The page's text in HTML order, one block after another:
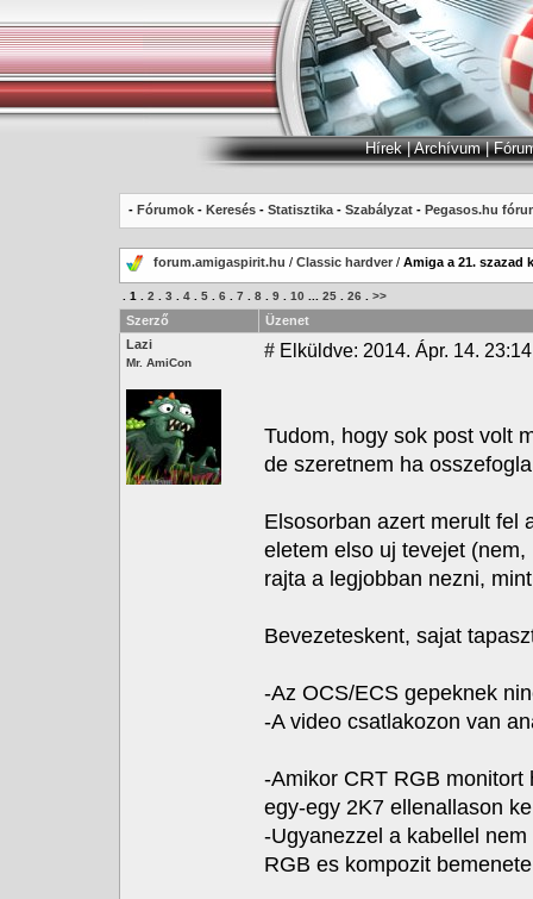
Hírek|Archívum|
- Fórumok - Keresés - Statisztika - Szabályzat - Pegasos.hu
forum.amigaspirit.hu / Classic hardver / Amiga a 21. szazad
1 2 3 4 5 6 7 8 9 10 25 26 >>
Szerző
Üzenet
Lazi
Mr. AmiCon
# Elküldve: 2014. Ápr. 14. 23:14
Tudom, hogy sok post volt
de szeretnem ha
Elsosorban azert merult fel
eletem elso uj tevejet
rajta a legjobban nezni,
Bevezeteskent, sajat
-Az OCS/ECS gepeknek
-A video csatlakozon van
-Amikor CRT RGB
egy-egy 2K7 ellenallason
-Ugyanezzel a kabellel
RGB es kompozit